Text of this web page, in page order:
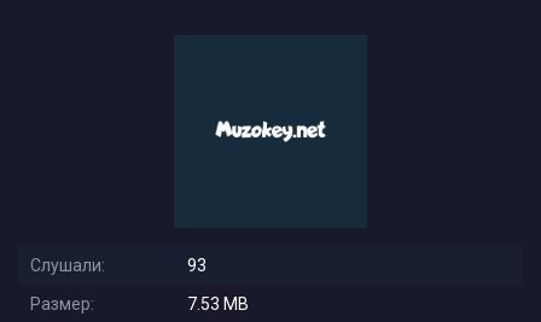
Слушали:
93
Размер:
7.53 MB